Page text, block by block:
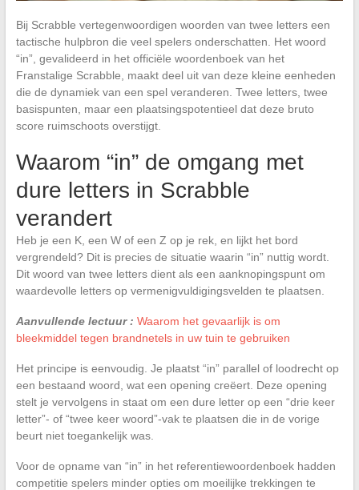
Bij Scrabble vertegenwoordigen woorden van twee letters een
tactische hulpbron die veel spelers onderschatten. Het woord
“in”, gevalideerd in het officiële woordenboek van het
Franstalige Scrabble, maakt deel uit van deze kleine eenheden
die de dynamiek van een spel veranderen. Twee letters, twee
basispunten, maar een plaatsingspotentieel dat deze bruto
score ruimschoots overstijgt.
Waarom “in” de omgang met
dure letters in Scrabble
verandert
Heb je een K, een W of een Z op je rek, en lijkt het bord
vergrendeld? Dit is precies de situatie waarin “in” nuttig wordt.
Dit woord van twee letters dient als een aanknopingspunt om
waardevolle letters op vermenigvuldigingsvelden te plaatsen.
Aanvullende lectuur : Waarom het gevaarlijk is om
bleekmiddel tegen brandnetels in uw tuin te gebruiken
Het principe is eenvoudig. Je plaatst “in” parallel of loodrecht op
een bestaand woord, wat een opening creëert. Deze opening
stelt je vervolgens in staat om een dure letter op een “drie keer
letter”- of “twee keer woord”-vak te plaatsen die in de vorige
beurt niet toegankelijk was.
Voor de opname van “in” in het referentiewoordenboek hadden
competitie spelers minder opties om moeilijke trekkingen te